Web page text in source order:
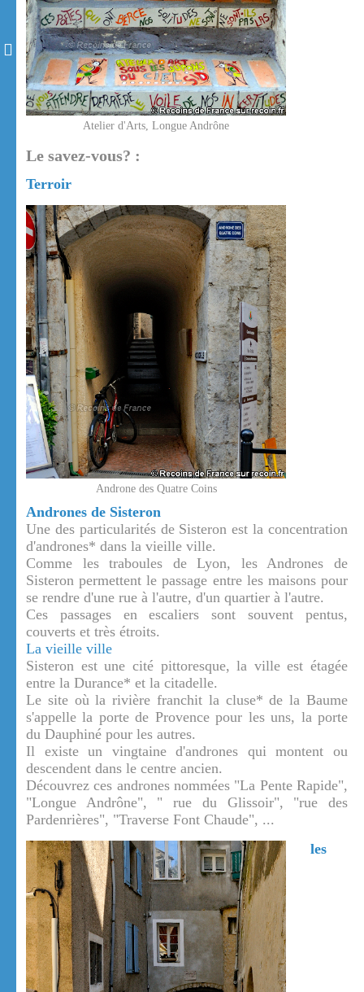
Atelier d'Arts, Longue Andrône
Le savez-vous? :
Terroir
Androne des Quatre Coins
Andrones de Sisteron
Une des particularités de Sisteron est la concentration
d'andrones* dans la vieille ville.
Comme les traboules de Lyon, les Andrones de
Sisteron permettent le passage entre les maisons pour
se rendre d'une rue à l'autre, d'un quartier à l'autre.
Ces passages en escaliers sont souvent pentus,
couverts et très étroits.
La vieille ville
Sisteron est une cité pittoresque, la ville est étagée
entre la Durance* et la citadelle.
Le site où la rivière franchit la cluse* de la Baume
s'appelle la porte de Provence pour les uns, la porte
du Dauphiné pour les autres.
Il existe un vingtaine d'andrones qui montent ou
descendent dans le centre ancien.
Découvrez ces andrones nommées "La Pente Rapide",
"Longue Andrône", " rue du Glissoir", "rue des
Pardenrières", "Traverse Font Chaude", ...
les